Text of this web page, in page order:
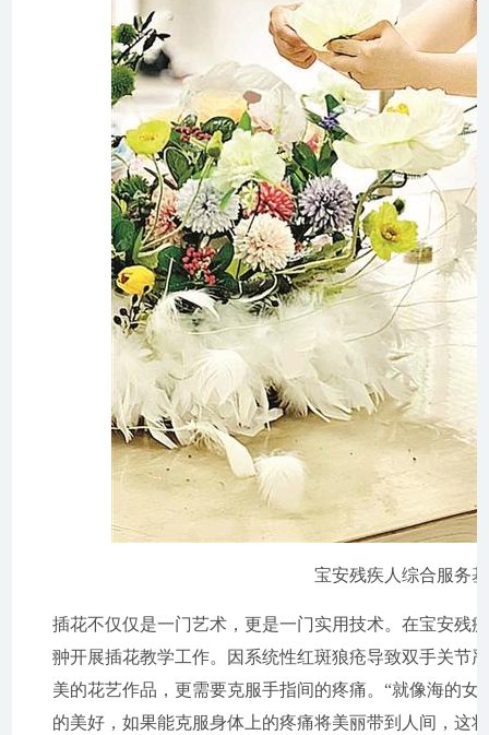
宝安残疾人综合服务
插花不仅仅是一门艺术，更是一门实用技术。在宝安残
翀开展插花教学工作。因系统性红斑狼疮导致双手关节
美的花艺作品，更需要克服手指间的疼痛。“就像海的
的美好，如果能克服身体上的疼痛将美丽带到人间，这